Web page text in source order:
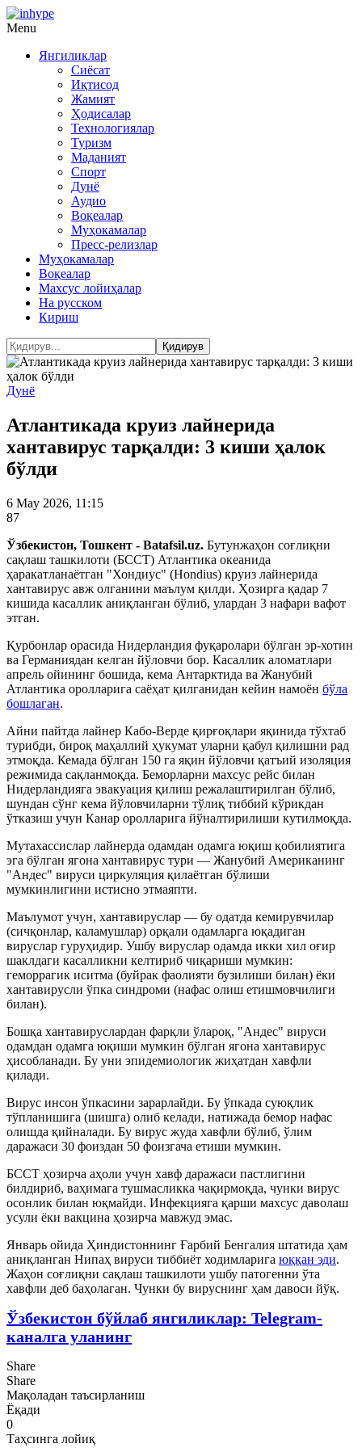
Menu
Янгиликлар
Сиёсат
Иқтисод
Жамият
Ҳодисалар
Технологиялар
Туризм
Маданият
Спорт
Дунё
Аудио
Воқеалар
Муҳокамалар
Пресс-релизлар
Муҳокамалар
Воқеалар
Махсус лойиҳалар
На русском
Кириш
Дунё
Атлантикада круиз лайнерида
хантавирус тарқалди: 3 киши ҳалок
бўлди
6 May 2026, 11:15
87
Ўзбекистон, Тошкент - Batafsil.uz. Бутунжаҳон соғлиқни
сақлаш ташкилоти (БССТ) Атлантика океанида
ҳаракатланаётган "Хондиус" (Hondius) круиз лайнерида
хантавирус авж олганини маълум қилди. Ҳозирга қадар 7
кишида касаллик аниқланган бўлиб, улардан 3 нафари вафот
этган.
Қурбонлар орасида Нидерландия фуқаролари бўлган эр-хотин
ва Германиядан келган йўловчи бор. Касаллик аломатлари
апрель ойининг бошида, кема Антарктида ва Жанубий
Атлантика оролларига саёҳат қилганидан кейин намоён бўла
бошлаган.
Айни пайтда лайнер Кабо-Верде қирғоқлари яқинида тўхтаб
турибди, бироқ маҳаллий ҳукумат уларни қабул қилишни рад
этмоқда. Кемада бўлган 150 га яқин йўловчи қатъий изоляция
режимида сақланмоқда. Беморларни махсус рейс билан
Нидерландияга эвакуация қилиш режалаштирилган бўлиб,
шундан сўнг кема йўловчиларни тўлиқ тиббий кўрикдан
ўтказиш учун Канар оролларига йўналтирилиши кутилмоқда.
Мутахассислар лайнерда одамдан одамга юқиш қобилиятига
эга бўлган ягона хантавирус тури — Жанубий Американинг
"Андес" вируси циркуляция қилаётган бўлиши
мумкинлигини истисно этмаяпти.
Маълумот учун, хантавируслар — бу одатда кемирувчилар
(сичқонлар, каламушлар) орқали одамларга юқадиган
вируслар гуруҳидир. Ушбу вируслар одамда икки хил оғир
шаклдаги касалликни келтириб чиқариши мумкин:
геморрагик иситма (буйрак фаолияти бузилиши билан) ёки
хантавирусли ўпка синдроми (нафас олиш етишмовчилиги
билан).
Бошқа хантавируслардан фарқли ўлароқ, "Андес" вируси
одамдан одамга юқиши мумкин бўлган ягона хантавирус
ҳисобланади. Бу уни эпидемиологик жиҳатдан хавфли
қилади.
Вирус инсон ўпкасини зарарлайди. Бу ўпкада суюқлик
тўпланишига (шишга) олиб келади, натижада бемор нафас
олишда қийналади. Бу вирус жуда хавфли бўлиб, ўлим
даражаси 30 фоиздан 50 фоизгача етиши мумкин.
БССТ ҳозирча аҳоли учун хавф даражаси пастлигини
билдириб, ваҳимага тушмасликка чақирмоқда, чунки вирус
осонлик билан юқмайди. Инфекцияга қарши махсус даволаш
усули ёки вакцина ҳозирча мавжуд эмас.
Январь ойида Ҳиндистоннинг Ғарбий Бенгалия штатида ҳам
аниқланган Нипаҳ вируси тиббиёт ходимларига юққан эди.
Жаҳон соғлиқни сақлаш ташкилоти ушбу патогенни ўта
хавфли деб баҳолаган. Чунки бу вируснинг ҳам давоси йўқ.
Ўзбекистон бўйлаб янгиликлар: Telegram-
каналга уланинг
Share
Share
Мақоладан таъсирланиш
Ёқади
0
Таҳсинга лойиқ